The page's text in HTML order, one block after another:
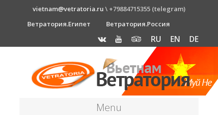
vietnam@vetratoria.ru \ +79884715355 (telegram)
Ветратория.Египет
Ветратория.Россия
RU EN DE
Menu